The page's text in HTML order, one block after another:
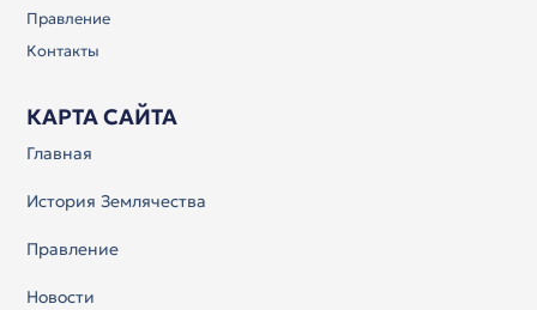
Правление
Контакты
КАРТА САЙТА
Главная
История Землячества
Правление
Новости